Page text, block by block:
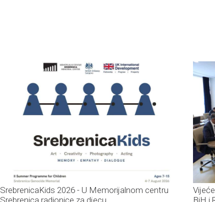
SrebrenicaKids 2026 - U Memorijalnom centru